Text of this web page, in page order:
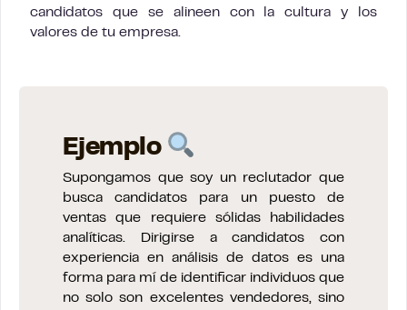
candidatos que se alineen con la cultura y los
valores de tu empresa.
Ejemplo
Supongamos que soy un reclutador que
busca candidatos para un puesto de
ventas que requiere sólidas habilidades
analíticas. Dirigirse a candidatos con
experiencia en análisis de datos es una
forma para mí de identificar individuos que
no solo son excelentes vendedores, sino